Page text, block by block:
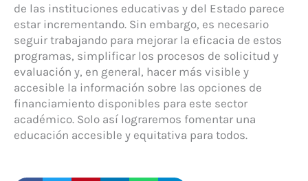
de las instituciones educativas y del Estado parece
estar incrementando. Sin embargo, es necesario
seguir trabajando para mejorar la eficacia de estos
programas, simplificar los procesos de solicitud y
evaluación y, en general, hacer más visible y
accesible la información sobre las opciones de
financiamiento disponibles para este sector
académico. Solo así lograremos fomentar una
educación accesible y equitativa para todos.